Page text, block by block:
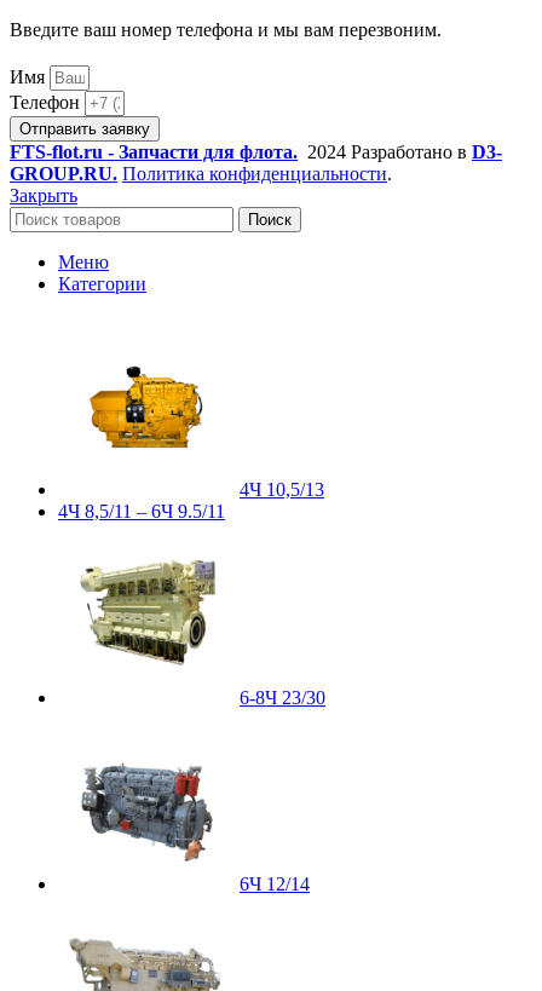
Введите ваш номер телефона и мы вам перезвоним.
Имя
Телефон
Отправить заявку
FTS-flot.ru - Запчасти для флота. 2024 Разработано в D3-
GROUP.RU. Политика конфиденциальности.
Закрыть
Поиск
Меню
Категории
4Ч 10,5/13
4Ч 8,5/11 – 6Ч 9.5/11
6-8Ч 23/30
6Ч 12/14